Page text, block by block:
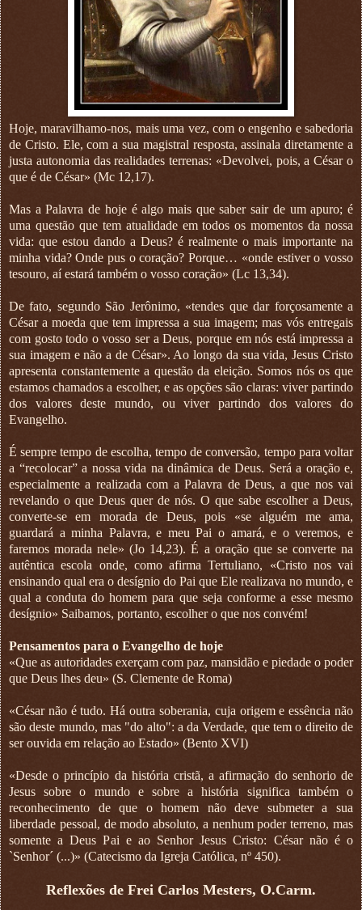
Hoje, maravilhamo-nos, mais uma vez, com o engenho e sabedoria
de Cristo. Ele, com a sua magistral resposta, assinala diretamente a
justa autonomia das realidades terrenas: «Devolvei, pois, a César o
que é de César» (Mc 12,17).
Mas a Palavra de hoje é algo mais que saber sair de um apuro; é
uma questão que tem atualidade em todos os momentos da nossa
vida: que estou dando a Deus? é realmente o mais importante na
minha vida? Onde pus o coração? Porque… «onde estiver o vosso
tesouro, aí estará também o vosso coração» (Lc 13,34).
De fato, segundo São Jerônimo, «tendes que dar forçosamente a
César a moeda que tem impressa a sua imagem; mas vós entregais
com gosto todo o vosso ser a Deus, porque em nós está impressa a
sua imagem e não a de César». Ao longo da sua vida, Jesus Cristo
apresenta constantemente a questão da eleição. Somos nós os que
estamos chamados a escolher, e as opções são claras: viver partindo
dos valores deste mundo, ou viver partindo dos valores do
Evangelho.
É sempre tempo de escolha, tempo de conversão, tempo para voltar
a “recolocar” a nossa vida na dinâmica de Deus. Será a oração e,
especialmente a realizada com a Palavra de Deus, a que nos vai
revelando o que Deus quer de nós. O que sabe escolher a Deus,
converte-se em morada de Deus, pois «se alguém me ama,
guardará a minha Palavra, e meu Pai o amará, e o veremos, e
faremos morada nele» (Jo 14,23). É a oração que se converte na
autêntica escola onde, como afirma Tertuliano, «Cristo nos vai
ensinando qual era o desígnio do Pai que Ele realizava no mundo, e
qual a conduta do homem para que seja conforme a esse mesmo
desígnio» Saibamos, portanto, escolher o que nos convém!
Pensamentos para o Evangelho de hoje
«Que as autoridades exerçam com paz, mansidão e piedade o poder
que Deus lhes deu» (S. Clemente de Roma)
«César não é tudo. Há outra soberania, cuja origem e essência não
são deste mundo, mas "do alto": a da Verdade, que tem o direito de
ser ouvida em relação ao Estado» (Bento XVI)
«Desde o princípio da história cristã, a afirmação do senhorio de
Jesus sobre o mundo e sobre a história significa também o
reconhecimento de que o homem não deve submeter a sua
liberdade pessoal, de modo absoluto, a nenhum poder terreno, mas
somente a Deus Pai e ao Senhor Jesus Cristo: César não é o
`Senhor´ (...)» (Catecismo da Igreja Católica, nº 450).
Reflexões de Frei Carlos Mesters, O.Carm.